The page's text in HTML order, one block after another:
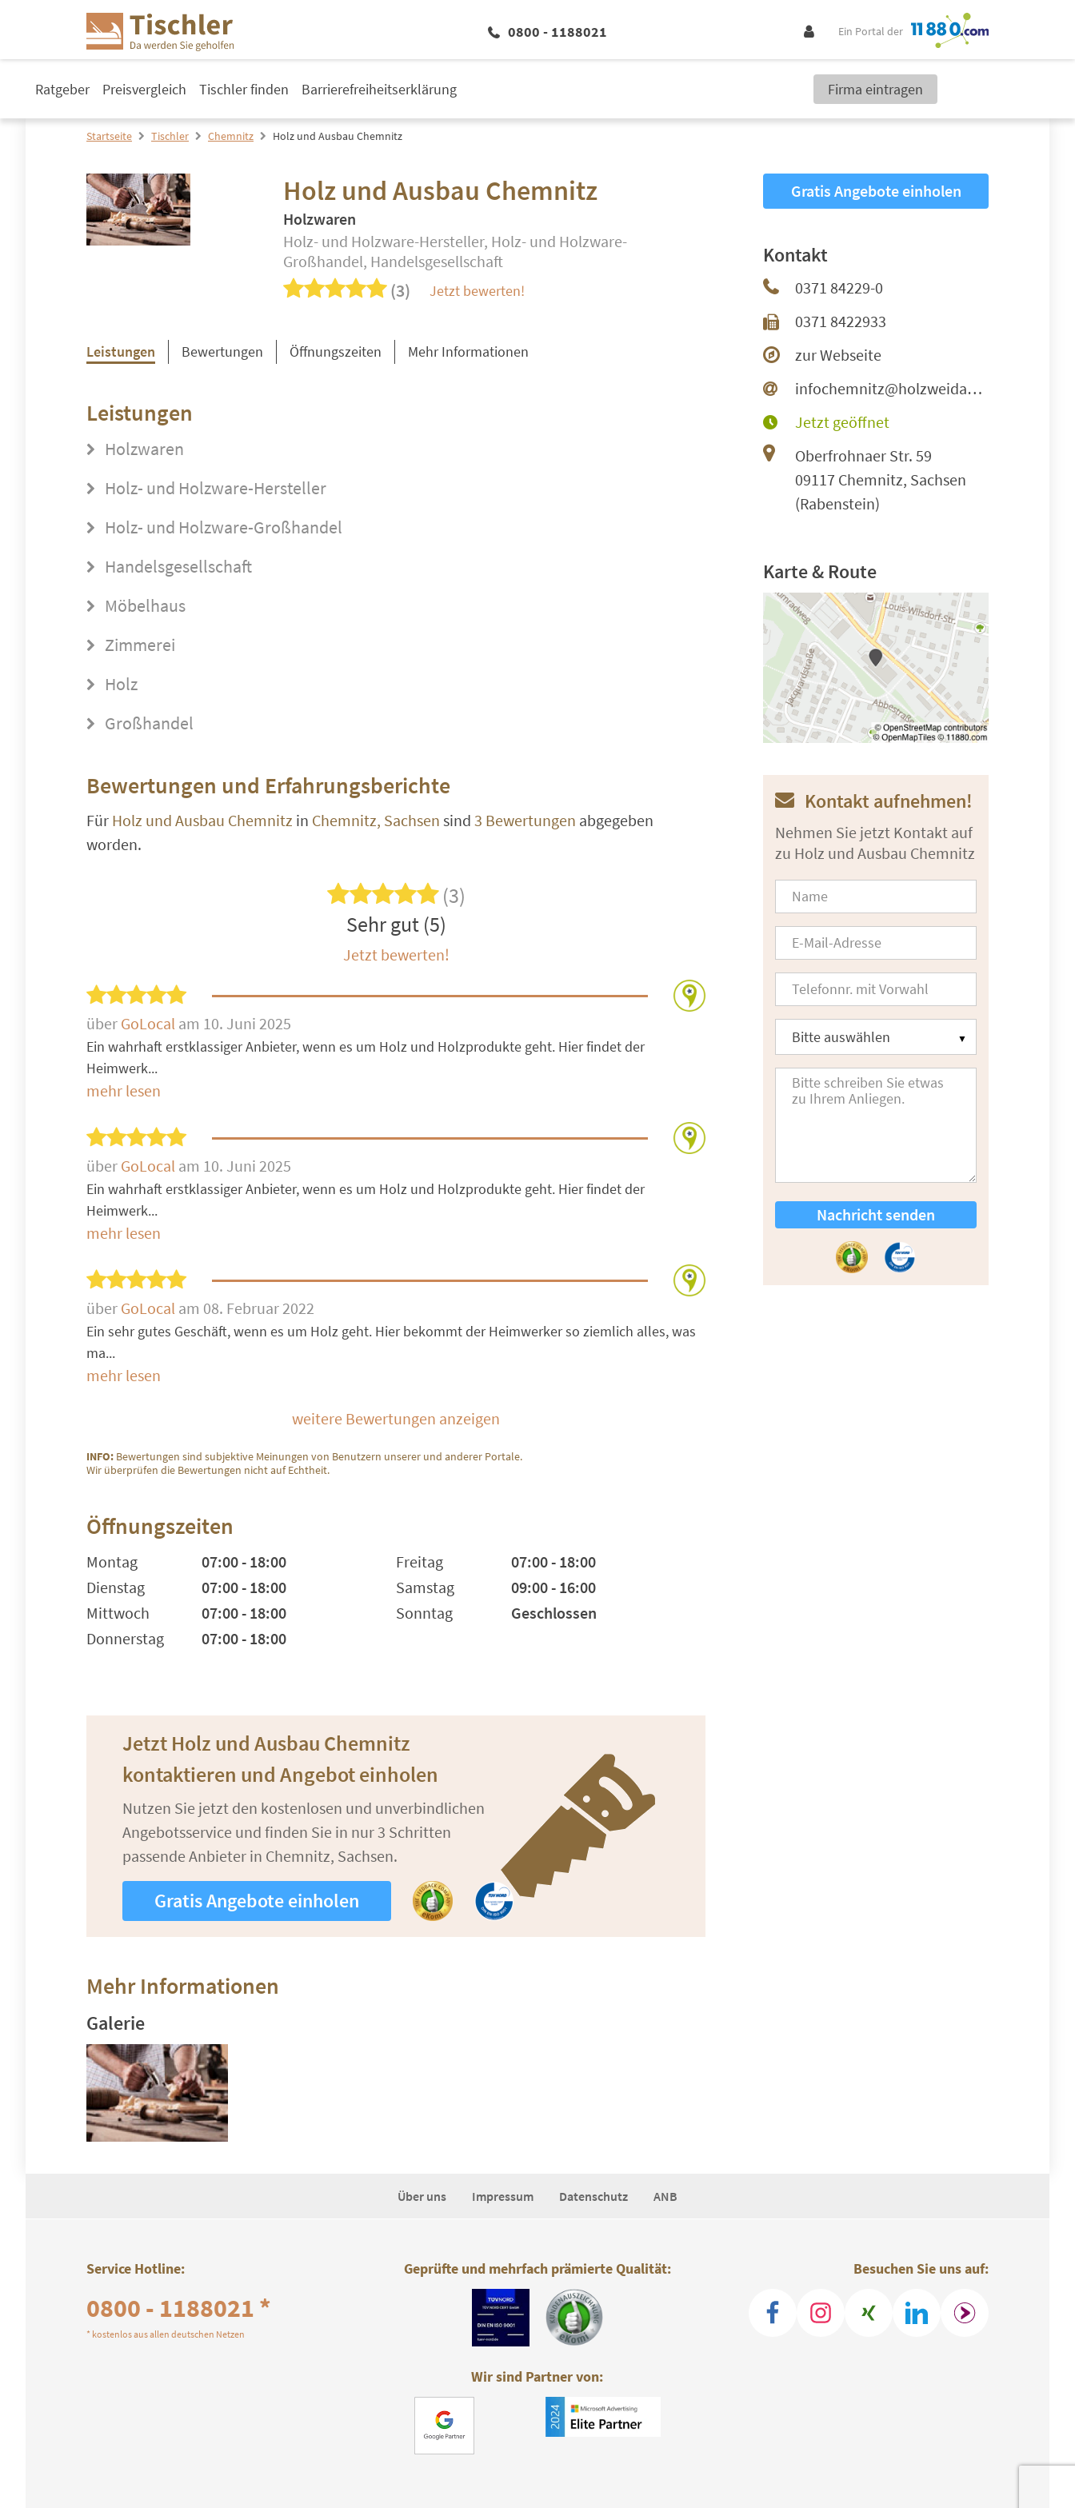
0800 - 1188021 Ein Portal der
Ratgeber Preisvergleich Tischler finden Barrierefreiheitserklärung Firma eintragen
Startseite Tischler Chemnitz Holz und Ausbau Chemnitz
Holz und Ausbau Chemnitz
Holzwaren
Holz- und Holzware-Hersteller, Holz- und Holzware-
Großhandel, Handelsgesellschaft
(3) Jetzt bewerten!
Leistungen Bewertungen Öffnungszeiten Mehr Informationen
Leistungen
Holzwaren
Holz- und Holzware-Hersteller
Holz- und Holzware-Großhandel
Handelsgesellschaft
Möbelhaus
Zimmerei
Holz
Großhandel
Bewertungen und Erfahrungsberichte
Für Holz und Ausbau Chemnitz in Chemnitz, Sachsen sind 3 Bewertungen abgegeben
worden.
(3)
Sehr gut (5)
Jetzt bewerten!
über GoLocal am 10. Juni 2025
Ein wahrhaft erstklassiger Anbieter, wenn es um Holz und Holzprodukte geht. Hier findet der
Heimwerk...
mehr lesen
über GoLocal am 10. Juni 2025
Ein wahrhaft erstklassiger Anbieter, wenn es um Holz und Holzprodukte geht. Hier findet der
Heimwerk...
mehr lesen
über GoLocal am 08. Februar 2022
Ein sehr gutes Geschäft, wenn es um Holz geht. Hier bekommt der Heimwerker so ziemlich alles, was
ma...
mehr lesen
weitere Bewertungen anzeigen
INFO: Bewertungen sind subjektive Meinungen von Benutzern unserer und anderer Portale.
Wir überprüfen die Bewertungen nicht auf Echtheit.
Öffnungszeiten
Montag
07:00 - 18:00
Dienstag
07:00 - 18:00
Mittwoch
07:00 - 18:00
Donnerstag
07:00 - 18:00
Freitag
07:00 - 18:00
Samstag
09:00 - 16:00
Sonntag
Geschlossen
Jetzt Holz und Ausbau Chemnitz
kontaktieren und Angebot einholen
Nutzen Sie jetzt den kostenlosen und unverbindlichen
Angebotsservice und finden Sie in nur 3 Schritten
passende Anbieter in Chemnitz, Sachsen.
Gratis Angebote einholen
Mehr Informationen
Galerie
Gratis Angebote einholen
Kontakt
0371 84229-0
0371 8422933
zur Webseite
infochemnitz@holzweidauer.de
Jetzt geöffnet
Oberfrohnaer Str. 59
09117 Chemnitz, Sachsen
(Rabenstein)
Karte & Route
Kontakt aufnehmen!
Nehmen Sie jetzt Kontakt auf
zu Holz und Ausbau Chemnitz
Nachricht senden
Über uns Impressum Datenschutz ANB
Service Hotline:
0800 - 1188021 *
* kostenlos aus allen deutschen Netzen
Besuchen Sie uns auf:
Geprüfte und mehrfach prämierte Qualität:
Wir sind Partner von: